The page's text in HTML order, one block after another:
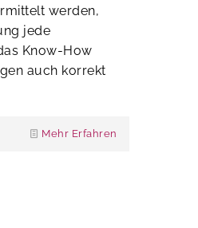
werden,
jede
Know-How
auch korrekt
Mehr Erfahren